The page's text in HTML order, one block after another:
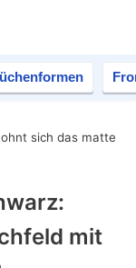
sich das matte
mit